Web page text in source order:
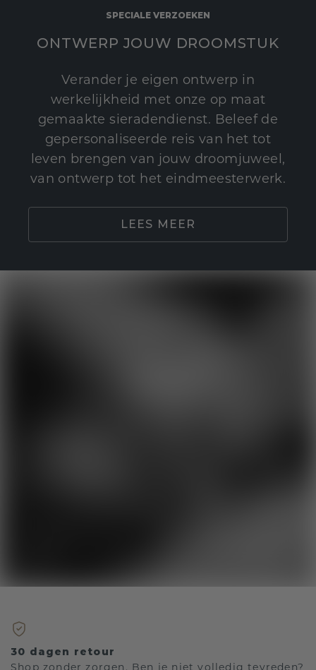
SPECIALE VERZOEKEN
ONTWERP JOUW DROOMSTUK
Verander je eigen ontwerp in
werkelijkheid met onze op maat
gemaakte sieradendienst. Beleef de
gepersonaliseerde reis van het tot
leven brengen van jouw droomjuweel,
van ontwerp tot het eindmeesterwerk.
LEES MEER
30 dagen retour